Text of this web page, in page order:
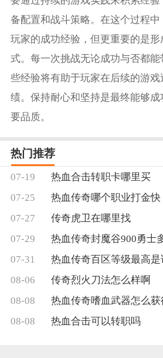
备配置和战斗策略。在这个过程
玩家的成功经验，但更重要的是
式。每一次挑战无论成功与否都
些经验将有助于玩家在后续的游
绩。保持耐心和坚持是最终能够
要品质。
热门推荐
07-19
热血合击转职卡哪里买
07-25
热血传奇哪个职业打金快
07-27
传奇虎卫在哪里找
07-29
热血传奇封魔谷900勇士
07-31
热血传奇百区等级最高是
08-06
传奇烈火刀法怎么样啊
08-08
热血传奇嗜血武器怎么获
08-08
热血合击可以转职吗